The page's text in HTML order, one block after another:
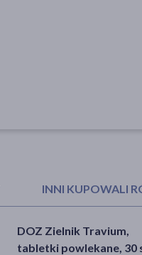
INNI KUPOWALI
DOZ Zielnik Travium,
tabletki powlekane, 30
Travisto slim, tabletki
powlekane, 30 szt.